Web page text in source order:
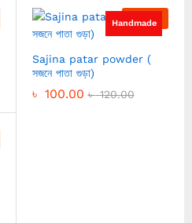
Handmade
- %
Sajina patar powder (
সজনে পাতা গুড়া)
৳ 100.00 ৳120.00